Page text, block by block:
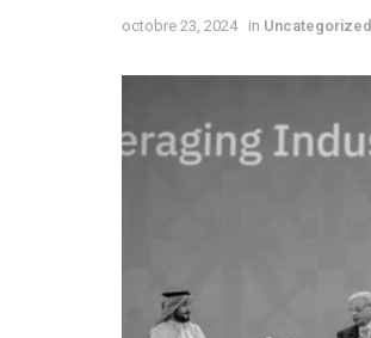
octobre 23, 2024 in Uncategorized